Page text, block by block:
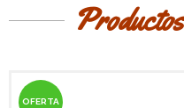
OFERTA